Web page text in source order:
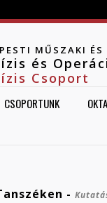
MŰSZAKI
és
Csoport
CSOPORTUNK
-